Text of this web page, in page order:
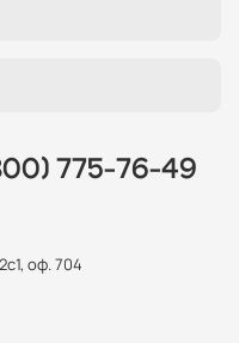
775-76-49
оф. 704